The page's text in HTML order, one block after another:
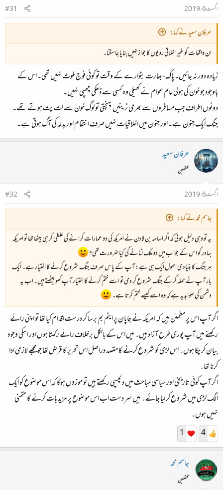
اگست 6، 2019
#31
عرفان سعید نے کہا:
ان واقعات کو غیر اخلاقی رویوں کا جواز نہیں بنایا جاسکتا۔
زیادہ دور نہ جائیں۔ پاک-بھارت بٹوارے کے وقت تو کوئی فوج ملوث نہیں تھی۔ اس کے
باوجود جو خون کی ہولی عام عوام نے کھیلی وہ کسی سے ڈھکی چھپی نہیں۔
دونوں اطراف جب مسافروں سے بھری ٹرینیں پہنچتی تو لوگ خون سے لت پت ہوتے تھے۔
جنگ ایک جنون ہے۔ اور جنون میں اخلاقیات نہیں صرف انتقام اور بدلہ کی آگ ہوتی ہے۔
عرفان سعید
محفلین
اگست 6، 2019
#32
جاسم محمد نے کہا:
یہ تو وہی دلیل ہوئی کہ اگر اسامہ بن لادن نے امریکہ کی دو عمارات گرا نے کی غلطی کر ہی بیٹھا تھا تو امریکہ
بہادر کو اس کے جواب میں دو ملک لٹانے کی کیا ضرورت تھی؟
ہر جنگ کا بنیادی اصول ایک ہی ہے: آپ کے پاس صرف جنگ شروع کرنے کا اختیار ہے۔ ایک
بار آپ نے حملہ کر کے جنگ شروع کر دی تو اسے ختم کرنے کا اختیار آپ کھو بیٹھتے ہیں۔ اب یہ
دشمن کی صوابدید ہے کہ وہ اسے کیسے ختم کرتا ہے۔
اگر آپ اس پر مطمئن ہیں کہ امریکہ نے جاپان پر ایٹم بم برسا کر درست اقدام کیا تھا تو اپنی رائے
رکھنے میں آپ پوری طرح آزاد ہیں۔ میں اس کے بالکل برخلاف رائے رکھتا ہوں اور اسکی وجوہ
بیان کر چکا ہوں۔ اس لڑی کو شروع کرنے کا مقصد دراصل اس تحریر کا قرض تھا جو مجھے لازمی ادا
کرنا تھا۔
اگر آپ کوئی تاریخی اور سیاسی مباحث میں دلچسپی رکھتے ہیں تو موزوں ہوگا کہ اس موضوع کو ایک
الگ لڑی میں شروع کر لیا جائے۔ میں سرِ دست اب اس موضوع پر مزید بات کرنے کا متمنی
نہیں ہوں۔
4
1
جاسم محمد
محفلین